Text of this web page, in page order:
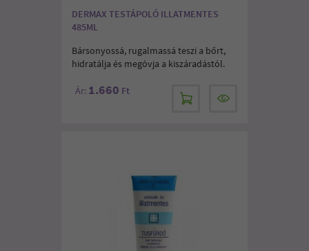
DERMAX TESTÁPOLÓ ILLATMENTES
485ML
Bársonyossá, rugalmassá teszi a bőrt,
hidratálja és megóvja a kiszáradástól.
Ár: 1.660 Ft